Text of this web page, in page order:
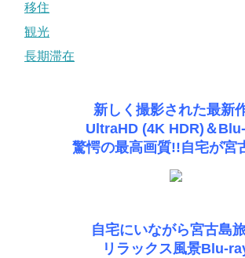
移住
観光
長期滞在
新しく撮影された最新
UltraHD (4K HDR)＆
驚愕の最高画質!!自宅が宮
自宅にいながら宮古島
リラックス風景Blu-